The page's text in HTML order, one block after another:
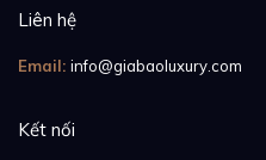
Liên hệ
Email: info@giabaoluxury.com
Kết nối